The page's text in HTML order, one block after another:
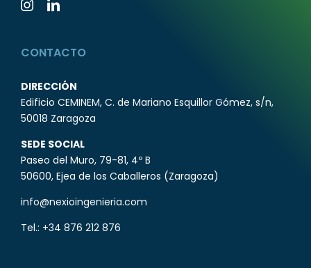
CONTACTO
DIRECCIÓN
Edificio CEMINEM, C. de Mariano Esquillor Gómez, s/n,
50018 Zaragoza
SEDE SOCIAL
Paseo del Muro, 79-81, 4º B
50600, Ejea de los Caballeros (Zaragoza)
info@nexioingenieria.com
Tel.: +34 876 212 876